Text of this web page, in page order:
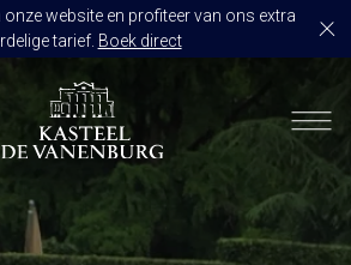
onze website en profiteer van ons extra
tarief. Boek direct